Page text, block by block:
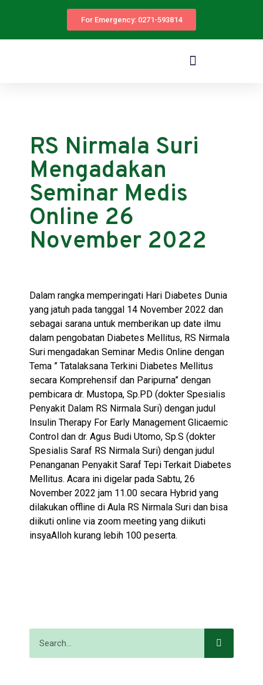
For Emergency: 0271-593814
RS Nirmala Suri
Mengadakan
Seminar Medis
Online 26
November 2022
Dalam rangka memperingati Hari Diabetes Dunia
yang jatuh pada tanggal 14 November 2022 dan
sebagai sarana untuk memberikan up date ilmu
dalam pengobatan Diabetes Mellitus, RS Nirmala
Suri mengadakan Seminar Medis Online dengan
Tema ” Tatalaksana Terkini Diabetes Mellitus
secara Komprehensif dan Paripurna” dengan
pembicara dr. Mustopa, Sp.PD (dokter Spesialis
Penyakit Dalam RS Nirmala Suri) dengan judul
Insulin Therapy For Early Management Glicaemic
Control dan dr. Agus Budi Utomo, Sp.S (dokter
Spesialis Saraf RS Nirmala Suri) dengan judul
Penanganan Penyakit Saraf Tepi Terkait Diabetes
Mellitus. Acara ini digelar pada Sabtu, 26
November 2022 jam 11.00 secara Hybrid yang
dilakukan offline di Aula RS Nirmala Suri dan bisa
diikuti online via zoom meeting yang diikuti
insyaAlloh kurang lebih 100 peserta.